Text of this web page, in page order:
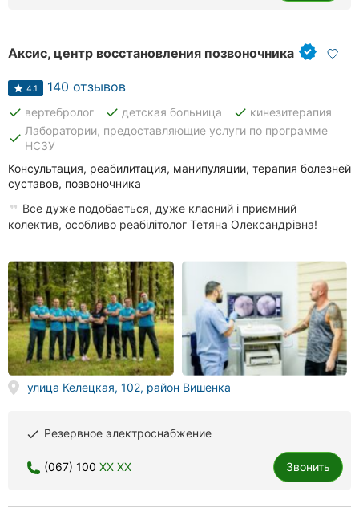
Аксис, центр восстановления позвоночника
4.1 140 отзывов
done вертебролог done детская больница done кинезитерапия
done
Лаборатории, предоставляющие услуги по программе
НСЗУ
Консультация, реабилитация, манипуляции, терапия болезней
суставов, позвоночника
Все дуже подобається, дуже класний і приємний
колектив, особливо реабілітолог Тетяна Олександрівна!
улица Келецкая, 102, район Вишенка
done Резервное электроснабжение
(067) 100 XX XX Звонить